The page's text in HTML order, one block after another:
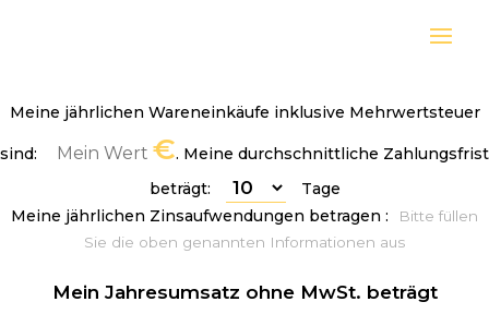
Meine jährlichen Wareneinkäufe inklusive Mehrwertsteuer
sind: €. Meine durchschnittliche Zahlungsfrist
beträgt:
Tage
Meine jährlichen Zinsaufwendungen betragen :
Bitte füllen
Sie die oben genannten Informationen aus
Mein Jahresumsatz ohne MwSt. beträgt